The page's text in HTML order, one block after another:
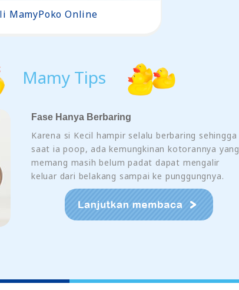
MamyPoko Online
Mamy Tips
Fase Hanya Berbaring
Karena si Kecil hampir selalu berbaring sehingga
saat ia poop, ada kemungkinan kotorannya yang
memang masih belum padat dapat mengalir
keluar dari belakang sampai ke punggungnya.